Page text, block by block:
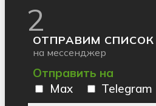
2
ОТПРАВИМ СПИСОК
на мессенджер
Отправить на
Max
Telegram